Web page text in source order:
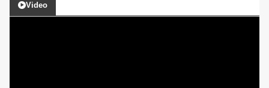
Video